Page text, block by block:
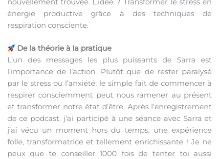
nouvellement trouvée. L’idée ? Transformer le stress en
énergie productive grâce à des techniques de
respiration consciente.
De la théorie à la pratique
L’un des messages les plus puissants de Sarra est
l’importance de l’action. Plutôt que de rester paralysé
par le stress ou l’anxiété, le simple fait de commencer à
respirer consciemment peut nous ramener au présent
et transformer notre état d’être. Après l’enregistrement
de ce podcast, j’ai participé à une séance avec Sarra et
j’ai vécu un moment hors du temps, une expérience
folle, transformatrice et tellement enrichissante ! Je ne
peux que te conseiller 1000 fois de tenter toi aussi